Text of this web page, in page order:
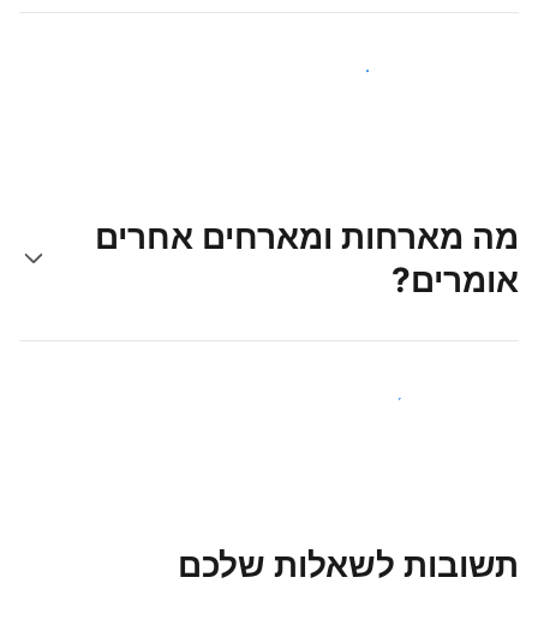
קבלו חשיפה בפני אורחים חדשים
מה מארחות ומארחים אחרים
אומרים?
הצטרפו למארחים כמוכם
תשובות לשאלות שלכם